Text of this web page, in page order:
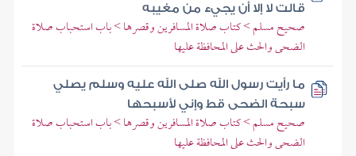
قالت لا إلا أن يجيء من مغيبه
صحيح مسلم > كتاب صلاة المسافرين وقصرها > باب استحباب صلاة
الضحى والحث على المحافظة عليها
ما رأيت رسول الله صلى الله عليه وسلم يصلي
سبحة الضحى قط وإني لأسبحها
صحيح مسلم > كتاب صلاة المسافرين وقصرها > باب استحباب صلاة
الضحى والحث على المحافظة عليها